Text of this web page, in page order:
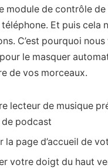
module de contrôle
téléphone. Et puis cela
C’est pourquoi
le masquer
de vos morceaux.
lecteur de musique
podcast
la page d’accueil de
votre doigt du haut